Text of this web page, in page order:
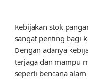
Kebijakan stok
sangat penting bagi
Dengan adanya
terjaga dan mampu
seperti bencana